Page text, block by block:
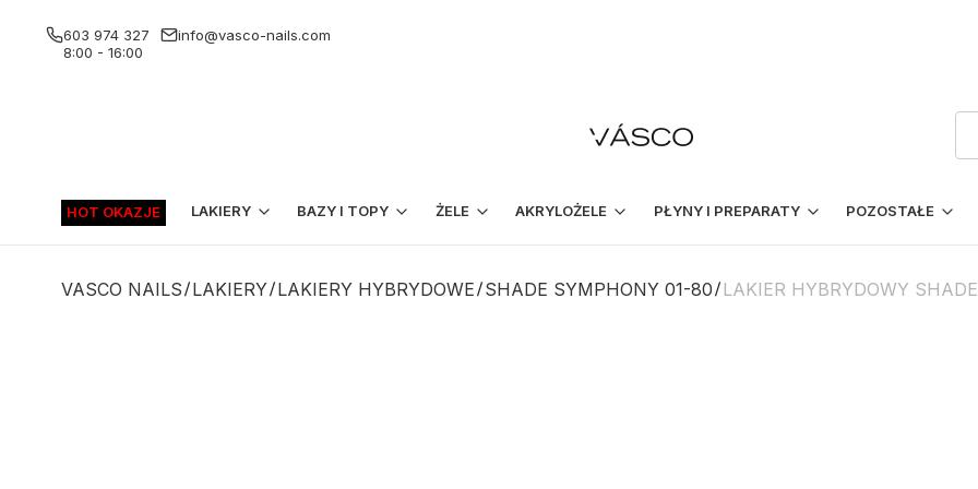
603 974 327
8:00 - 16:00
info@vasco-nails.com
HOT OKAZJE LAKIERY BAZY I TOPY ŻELE AKRYLOŻELE PŁYNY I PREPARATY POZOSTAŁE
VASCO NAILS LAKIERY LAKIERY HYBRYDOWE SHADE SYMPHONY 01-80 LAKIER HYBRYDOWY